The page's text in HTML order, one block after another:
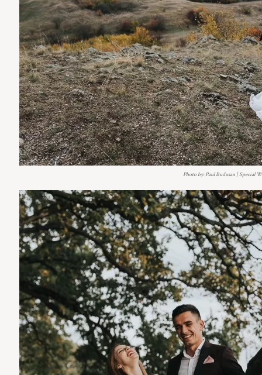
Photo by: Paul Budusan | Special